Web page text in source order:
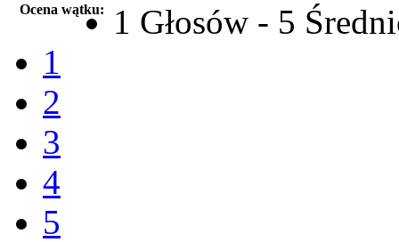
Ocena wątku:
1 Głosów - 5
1
2
3
4
5